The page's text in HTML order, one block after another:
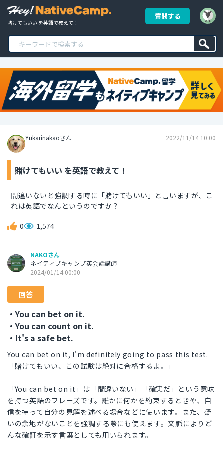
賭けてもいい を英語で教えて！
質問する
Yukarinakaoさん 2022/11/14 10:00
賭けてもいい を英語で教えて！
間違いないと強調する時に「賭けてもいい」と言いますが、こ
れは英語でなんというのですか？
0 1,574
NAKOさん
ネイティブキャンプ英会話講師
2024/01/14 00:00
回答
・You can bet on it.
・You can count on it.
・It's a safe bet.
You can bet on it, I'm definitely going to pass this test.
「賭けてもいい、この試験は絶対に合格するよ。」
「You can bet on it」は「間違いない」「確実だ」という意味
を持つ英語のフレーズです。誰かに何かを約束するときや、自
信を持って自分の見解を述べる場合などに使います。また、疑
いの余地がないことを強調する際にも使えます。文脈によりど
んな確証を示す言葉としても用いられます。